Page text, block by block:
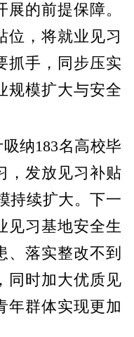
的前提保障。
位，将就业见习
抓手，同步压实
规模扩大与安全
纳183名高校毕
，发放见习补贴
持续扩大。下一
见习基地安全生
、落实整改不到
同时加大优质见
年群体实现更加